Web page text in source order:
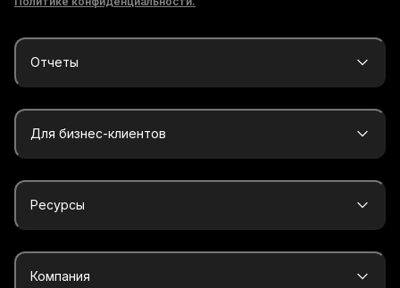
Отчеты
Для бизнес-клиентов
Ресурсы
Компания